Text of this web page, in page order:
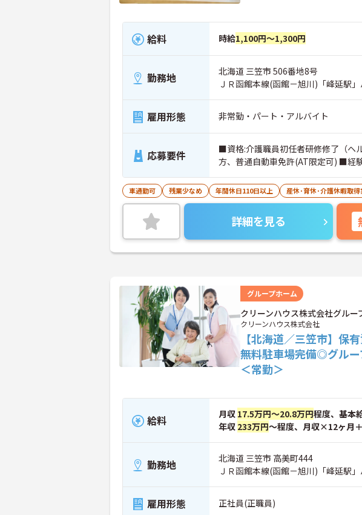
給料 時給1,100円～1,300円
勤務地
北海道 三笠市 506番地8号
ＪＲ函館本線(函館－旭川)「峰延駅
雇用形態 非常勤・パート・アルバイト
応募要件
■資格:介護職員初任者研修修了（ヘ
方、普通自動車免許(AT限定可) ■経
車通勤可 残業少なめ 年間休日110日以上 産休･育休･介護休暇取得
詳細を見る
グループホーム
クリーンハウス株式会社グル
クリーンハウス株式会社
【北海道／三笠市】保
無料駐車場完備◎グル
＜常勤＞
給料 月収 17.5万円～20.8万円程度、基本
年収 233万円～程度、月収×12ヶ月
勤務地
北海道 三笠市 高美町444
ＪＲ函館本線(函館－旭川)「峰延駅
雇用形態 正社員(正職員)